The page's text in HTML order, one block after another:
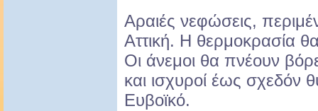
Αραιές νεφώσεις,
Αττική. Η θερμοκρασία
Οι άνεμοι θα πνέουν
και ισχυροί έως σχεδόν
Ευβοϊκό.